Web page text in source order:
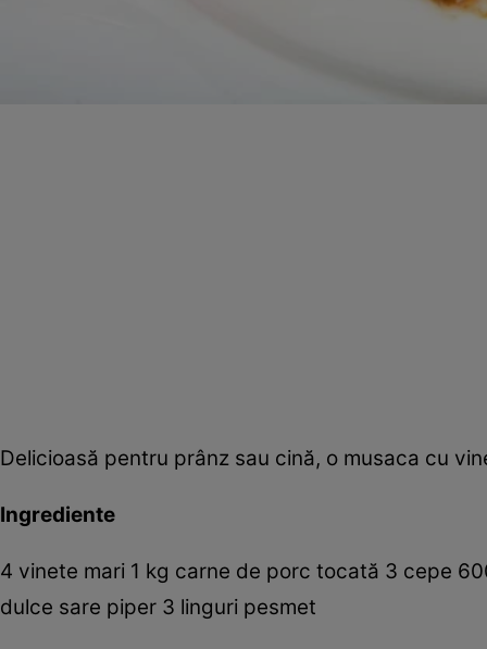
Delicioasă pentru prânz sau cină, o musaca cu
Ingrediente
4 vinete mari 1 kg carne de porc tocată 3 cepe
dulce sare piper 3 linguri pesmet